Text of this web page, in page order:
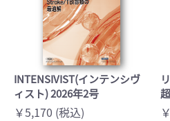
INTENSIVIST(インテンシヴ
ィスト) 2026年2号
￥5,170 (税込)